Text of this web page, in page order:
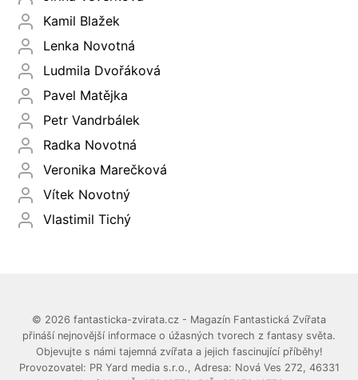
Kamil Blažek
Lenka Novotná
Ludmila Dvořáková
Pavel Matějka
Petr Vandrbálek
Radka Novotná
Veronika Marečková
Vítek Novotný
Vlastimil Tichý
© 2026 fantasticka-zvirata.cz - Magazín Fantastická Zvířata
přináší nejnovější informace o úžasných tvorech z fantasy světa.
Objevujte s námi tajemná zvířata a jejich fascinující příběhy!
Provozovatel: PR Yard media s.r.o., Adresa: Nová Ves 272, 46331